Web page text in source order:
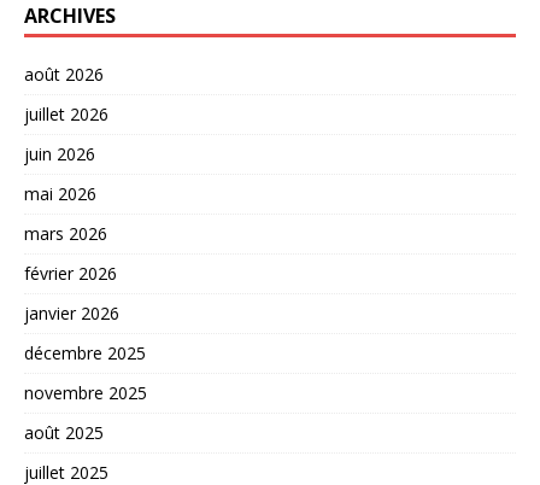
ARCHIVES
août 2026
juillet 2026
juin 2026
mai 2026
mars 2026
février 2026
janvier 2026
décembre 2025
novembre 2025
août 2025
juillet 2025